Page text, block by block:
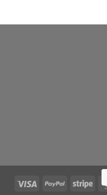
Visa PayPal Stripe